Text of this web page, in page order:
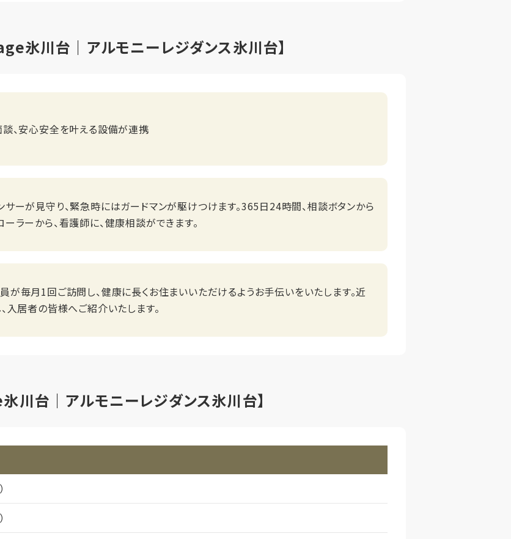
氷川台｜アルモニーレジダンス氷川台】
、安心安全を叶える設備が連携
ーが見守り、緊急時にはガードマンが駆けつけます。365日24時間、相談ボタンから
ラーから、看護師に、健康相談ができます。
毎月1回ご訪問し、健康に長くお住まいいただけるようお手伝いをいたします。近
入居者の皆様へご紹介いたします。
川台｜アルモニーレジダンス氷川台】